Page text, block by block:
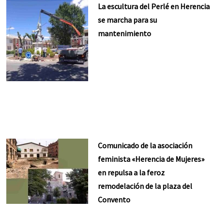
La escultura del Perlé en Herencia
se marcha para su
mantenimiento
Comunicado de la asociación
feminista «Herencia de Mujeres»
en repulsa a la feroz
remodelación de la plaza del
Convento